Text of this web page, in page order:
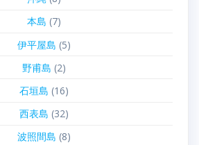
本島 (7)
伊平屋島 (5)
野甫島 (2)
石垣島 (16)
西表島 (32)
波照間島 (8)